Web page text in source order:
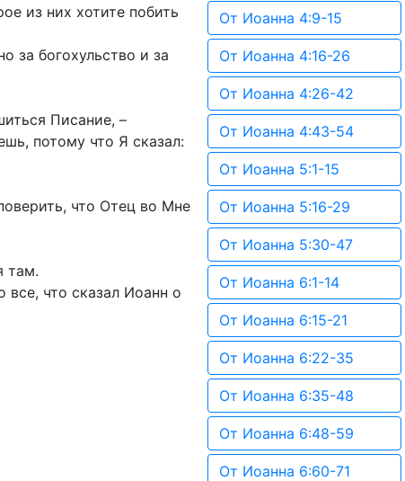
из них хотите побить
за богохульство и за
Писание, –
потому что Я сказал:
что Отец во Мне
там.
что сказал Иоанн о
От Иоанна 4:9-15
От Иоанна 4:16-26
От Иоанна 4:26-42
От Иоанна 4:43-54
От Иоанна 5:1-15
От Иоанна 5:16-29
От Иоанна 5:30-47
От Иоанна 6:1-14
От Иоанна 6:15-21
От Иоанна 6:22-35
От Иоанна 6:35-48
От Иоанна 6:48-59
От Иоанна 6:60-71